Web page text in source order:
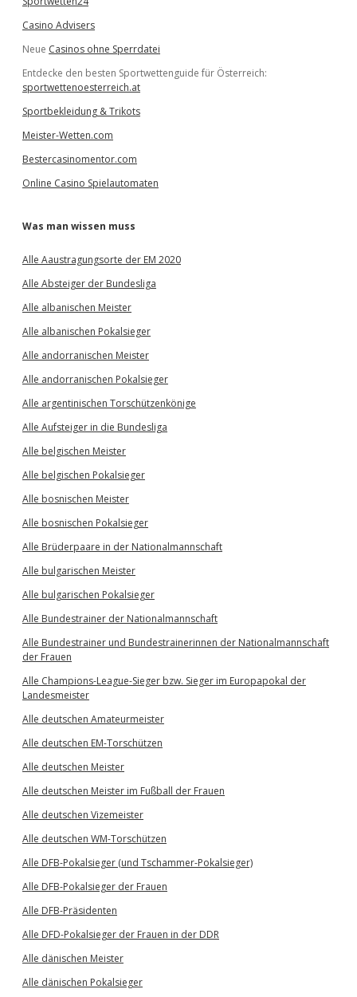
Casino Advisers
Neue Casinos ohne Sperrdatei
Entdecke den besten Sportwettenguide für Österreich:
sportwettenoesterreich.at
Sportbekleidung & Trikots
Meister-Wetten.com
Bestercasinomentor.com
Online Casino Spielautomaten
Was man wissen muss
Alle Aaustragungsorte der EM 2020
Alle Absteiger der Bundesliga
Alle albanischen Meister
Alle albanischen Pokalsieger
Alle andorranischen Meister
Alle andorranischen Pokalsieger
Alle argentinischen Torschützenkönige
Alle Aufsteiger in die Bundesliga
Alle belgischen Meister
Alle belgischen Pokalsieger
Alle bosnischen Meister
Alle bosnischen Pokalsieger
Alle Brüderpaare in der Nationalmannschaft
Alle bulgarischen Meister
Alle bulgarischen Pokalsieger
Alle Bundestrainer der Nationalmannschaft
Alle Bundestrainer und Bundestrainerinnen der Nationalmannschaft
der Frauen
Alle Champions-League-Sieger bzw. Sieger im Europapokal der
Landesmeister
Alle deutschen Amateurmeister
Alle deutschen EM-Torschützen
Alle deutschen Meister
Alle deutschen Meister im Fußball der Frauen
Alle deutschen Vizemeister
Alle deutschen WM-Torschützen
Alle DFB-Pokalsieger (und Tschammer-Pokalsieger)
Alle DFB-Pokalsieger der Frauen
Alle DFB-Präsidenten
Alle DFD-Pokalsieger der Frauen in der DDR
Alle dänischen Meister
Alle dänischen Pokalsieger